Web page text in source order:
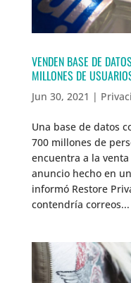
VENDEN BASE DE
MILLONES DE
Jun 30, 2021 |
Una base de datos
700 millones de
encuentra a la
anuncio hecho en
informó Restore
contendría correos...